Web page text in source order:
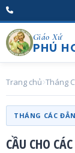
Giáo Xứ
PHÚ
Trang chủ Tháng
THÁNG CÁC
CẦU CHO